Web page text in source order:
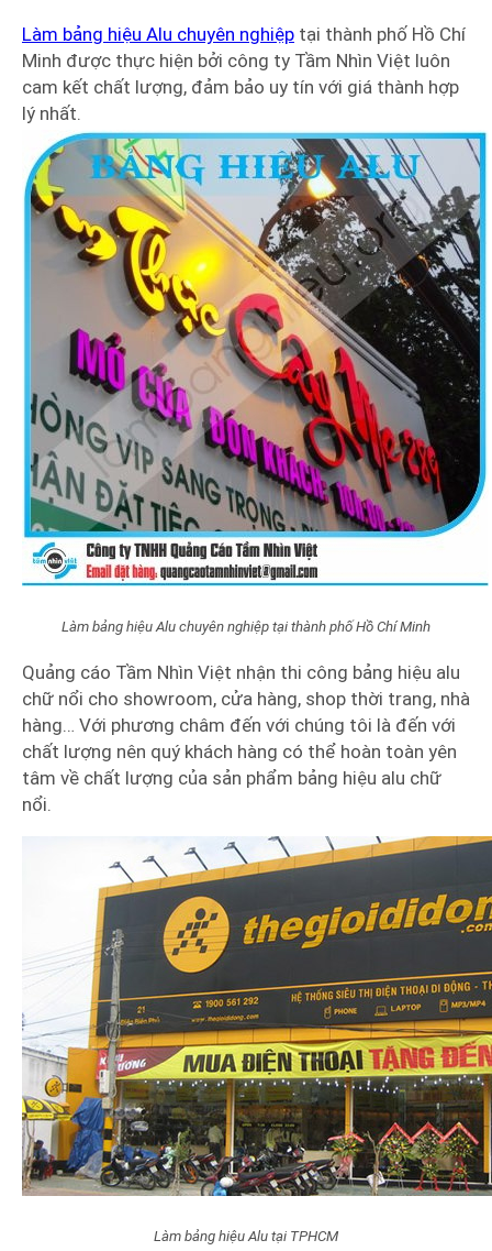
Làm bảng hiệu Alu chuyên nghiệp tại thành phố Hồ Chí
Minh được thực hiện bởi công ty Tầm Nhìn Việt luôn
cam kết chất lượng, đảm bảo uy tín với giá thành hợp
lý nhất.
Làm bảng hiệu Alu chuyên nghiệp tại thành phố Hồ Chí Minh
Quảng cáo Tầm Nhìn Việt nhận thi công bảng hiệu alu
chữ nổi cho showroom, cửa hàng, shop thời trang, nhà
hàng… Với phương châm đến với chúng tôi là đến với
chất lượng nên quý khách hàng có thể hoàn toàn yên
tâm về chất lượng của sản phẩm bảng hiệu alu chữ
nổi.
Làm bảng hiệu Alu tại TPHCM